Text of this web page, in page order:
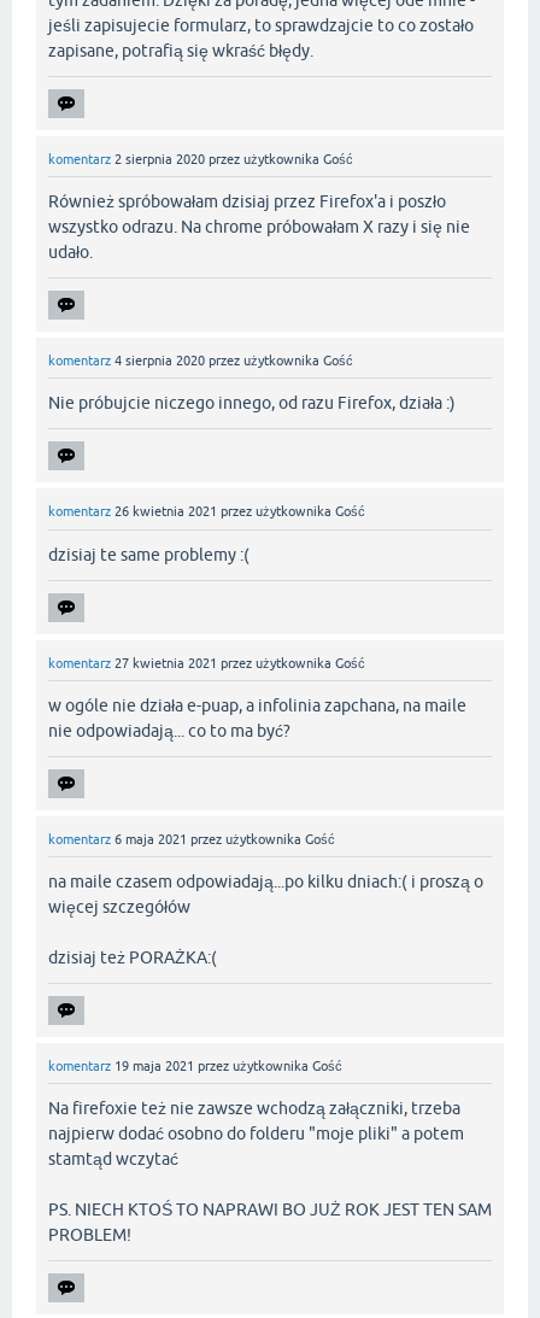
jeśli zapisujecie formularz, to sprawdzajcie to co zostało
zapisane, potrafią się wkraść błędy.
komentarz 2 sierpnia 2020 przez użytkownika Gość
Również spróbowałam dzisiaj przez Firefox'a i poszło
wszystko odrazu. Na chrome próbowałam X razy i się nie
udało.
komentarz 4 sierpnia 2020 przez użytkownika Gość
Nie próbujcie niczego innego, od razu Firefox, działa :)
komentarz 26 kwietnia 2021 przez użytkownika Gość
dzisiaj te same problemy :(
komentarz 27 kwietnia 2021 przez użytkownika Gość
w ogóle nie działa e-puap, a infolinia zapchana, na maile
nie odpowiadają... co to ma być?
komentarz 6 maja 2021 przez użytkownika Gość
na maile czasem odpowiadają...po kilku dniach:( i proszą o
więcej szczegółów
dzisiaj też PORAŻKA:(
komentarz 19 maja 2021 przez użytkownika Gość
Na firefoxie też nie zawsze wchodzą załączniki, trzeba
najpierw dodać osobno do folderu "moje pliki" a potem
stamtąd wczytać
PS. NIECH KTOŚ TO NAPRAWI BO JUŻ ROK JEST TEN SAM
PROBLEM!